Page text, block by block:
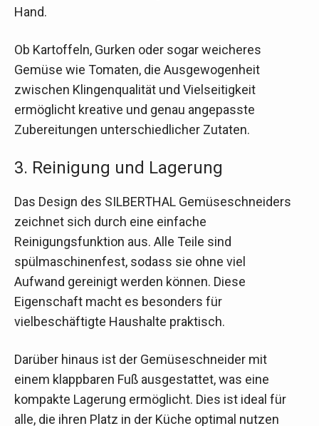
Hand.
Ob Kartoffeln, Gurken oder sogar weicheres
Gemüse wie Tomaten, die Ausgewogenheit
zwischen Klingenqualität und Vielseitigkeit
ermöglicht kreative und genau angepasste
Zubereitungen unterschiedlicher Zutaten.
3. Reinigung und Lagerung
Das Design des SILBERTHAL Gemüseschneiders
zeichnet sich durch eine einfache
Reinigungsfunktion aus. Alle Teile sind
spülmaschinenfest, sodass sie ohne viel
Aufwand gereinigt werden können. Diese
Eigenschaft macht es besonders für
vielbeschäftigte Haushalte praktisch.
Darüber hinaus ist der Gemüseschneider mit
einem klappbaren Fuß ausgestattet, was eine
kompakte Lagerung ermöglicht. Dies ist ideal für
alle, die ihren Platz in der Küche optimal nutzen